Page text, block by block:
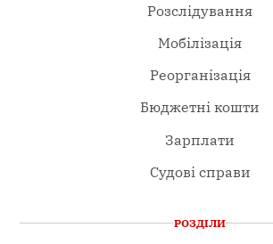
Розслідування
Мобілізація
Реорганізація
Бюджетні кошти
Зарплати
Судові справи
РОЗДІЛИ